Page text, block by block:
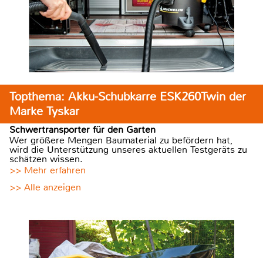
Topthema: Akku-Schubkarre ESK260Twin der
Marke Tyskar
Schwertransporter für den Garten
Wer größere Mengen Baumaterial zu befördern hat,
wird die Unterstützung unseres aktuellen Testgeräts zu
schätzen wissen.
>> Mehr erfahren
>> Alle anzeigen